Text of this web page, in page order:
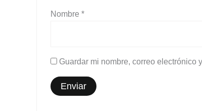
Nombre *
Guardar mi nombre, correo electrónico